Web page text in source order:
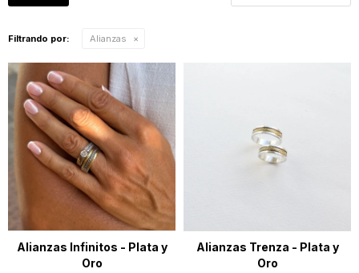
Filtrando por: Alianzas
Alianzas Infinitos - Plata y
Oro
Alianzas Trenza - Plata y
Oro